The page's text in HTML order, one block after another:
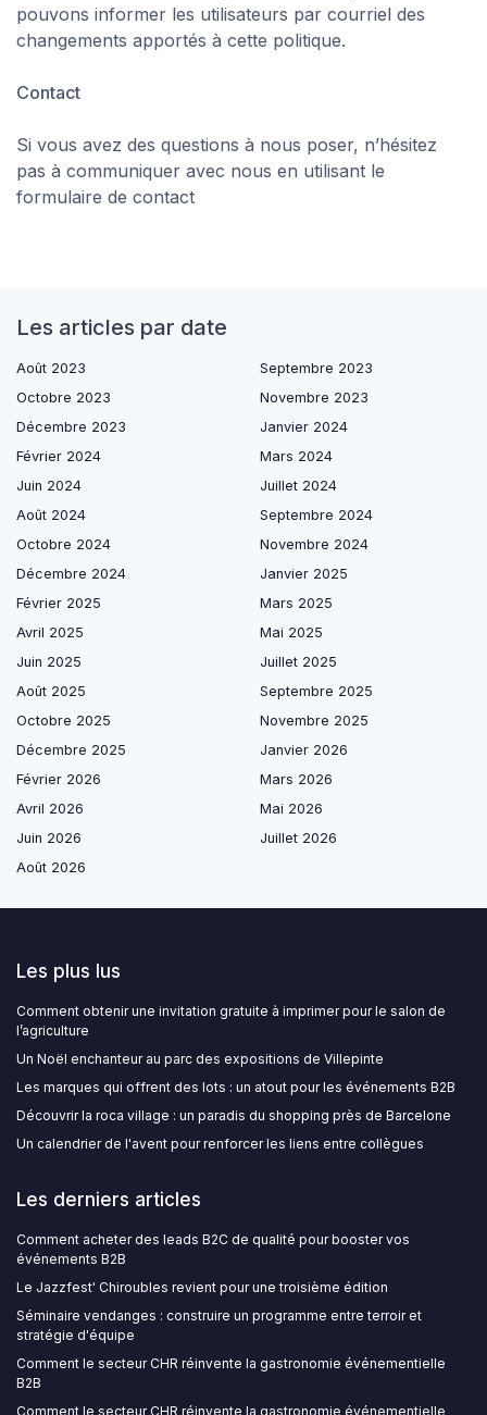
pouvons informer les utilisateurs par courriel des
changements apportés à cette politique.
Contact
Si vous avez des questions à nous poser, n’hésitez
pas à communiquer avec nous en utilisant le
formulaire de contact
Les articles par date
Août 2023
Septembre 2023
Octobre 2023
Novembre 2023
Décembre 2023
Janvier 2024
Février 2024
Mars 2024
Juin 2024
Juillet 2024
Août 2024
Septembre 2024
Octobre 2024
Novembre 2024
Décembre 2024
Janvier 2025
Février 2025
Mars 2025
Avril 2025
Mai 2025
Juin 2025
Juillet 2025
Août 2025
Septembre 2025
Octobre 2025
Novembre 2025
Décembre 2025
Janvier 2026
Février 2026
Mars 2026
Avril 2026
Mai 2026
Juin 2026
Juillet 2026
Août 2026
Les plus lus
Comment obtenir une invitation gratuite à imprimer pour le salon de
l’agriculture
Un Noël enchanteur au parc des expositions de Villepinte
Les marques qui offrent des lots : un atout pour les événements B2B
Découvrir la roca village : un paradis du shopping près de Barcelone
Un calendrier de l'avent pour renforcer les liens entre collègues
Les derniers articles
Comment acheter des leads B2C de qualité pour booster vos
événements B2B
Le Jazzfest' Chiroubles revient pour une troisième édition
Séminaire vendanges : construire un programme entre terroir et
stratégie d'équipe
Comment le secteur CHR réinvente la gastronomie événementielle
B2B
Comment le secteur CHR réinvente la gastronomie événementielle